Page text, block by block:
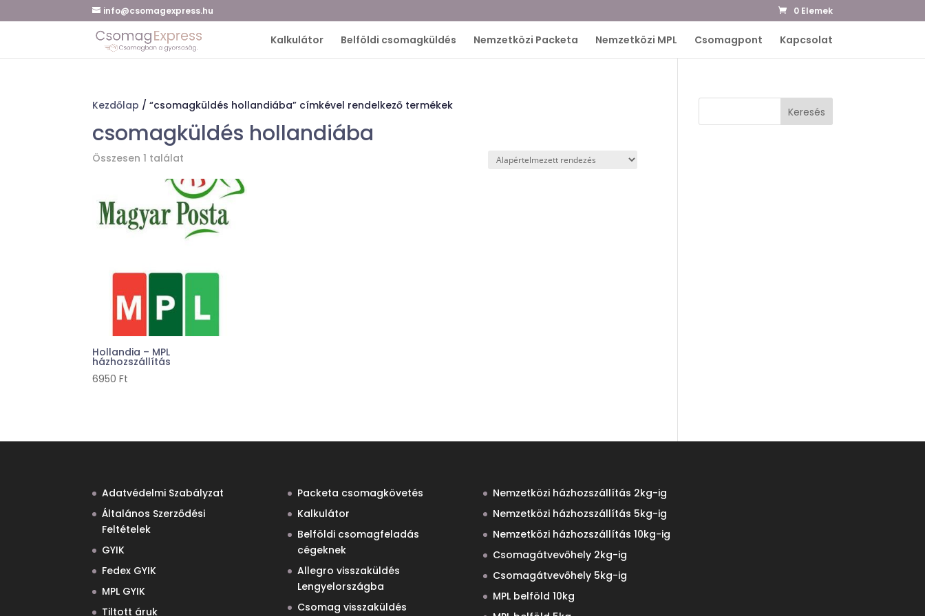
info@csomagexpress.hu 0 Elemek
Kalkulátor Belföldi csomagküldés Nemzetközi Packeta Nemzetközi MPL Csomagpont Kapcsolat
Kezdőlap / “csomagküldés hollandiába” címkével rendelkező termékek
csomagküldés hollandiába
Összesen 1 találat
Hollandia – MPL
házhozszállítás
6950Ft
Keresés
Adatvédelmi Szabályzat
Általános Szerződési
Feltételek
GYIK
Fedex GYIK
MPL GYIK
Tiltott áruk
Packeta csomagkövetés
Kalkulátor
Belföldi csomagfeladás
cégeknek
Allegro visszaküldés
Lengyelországba
Csomag visszaküldés
Nemzetközi házhozszállítás 2kg-ig
Nemzetközi házhozszállítás 5kg-ig
Nemzetközi házhozszállítás 10kg-ig
Csomagátvevőhely 2kg-ig
Csomagátvevőhely 5kg-ig
MPL belföld 10kg